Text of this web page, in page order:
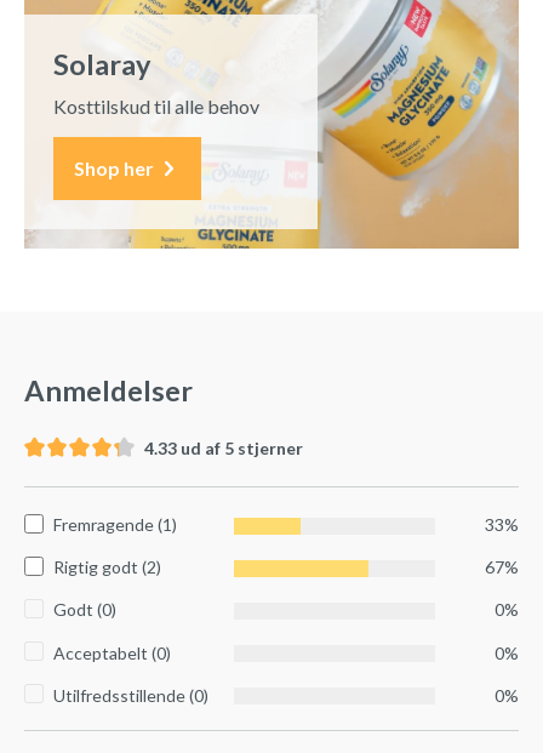
Solaray
Kosttilskud til alle behov
Shop her
Anmeldelser
4.33 ud af 5 stjerner
Fremragende (1) 33%
Rigtig godt (2) 67%
Godt (0) 0%
Acceptabelt (0) 0%
Utilfredsstillende (0) 0%